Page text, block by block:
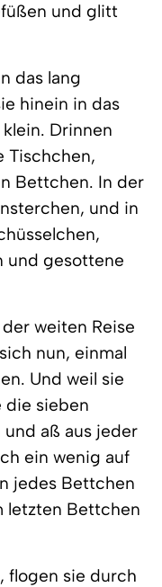
und glitt
das lang
hinein in das
Drinnen
Tischchen,
Bettchen. In der
und in
und gesottene
weiten Reise
nun, einmal
Und weil sie
die sieben
und aß aus jeder
ein wenig auf
jedes Bettchen
letzten Bettchen
flogen sie durch